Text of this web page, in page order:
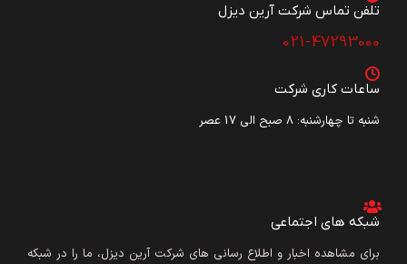
تلفن تماس شرکت آرین دیزل​
021-47293000
ساعات کاری شرکت
شنبه تا چهارشنبه: ۸ صبح الی 17 عصر
شبکه های اجتماعی
برای مشاهده اخبار و اطلاع رسانی های شرکت آرین دیزل، ما را در شبکه